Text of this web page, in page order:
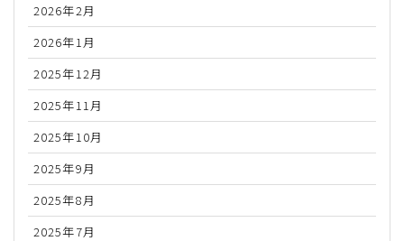
2026年2月
2026年1月
2025年12月
2025年11月
2025年10月
2025年9月
2025年8月
2025年7月